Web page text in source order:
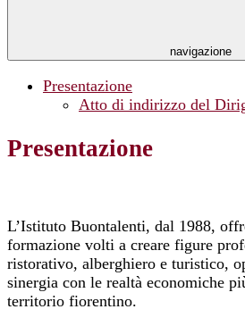
navigazione
Presentazione
Atto di indirizzo del
Presentazione
L’Istituto Buontalenti, dal 1988,
formazione volti a creare figure
ristorativo, alberghiero e turistico,
sinergia con le realtà economiche
territorio fiorentino.